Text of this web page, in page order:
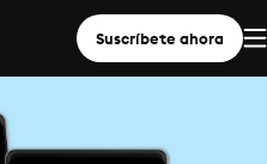
Suscríbete ahora